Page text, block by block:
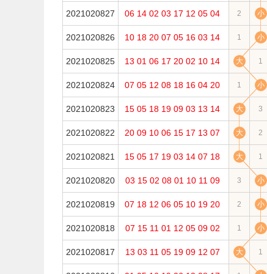
2021020827 06 14 02 03 17 12 05 04 2 小
2021020826 10 18 20 07 05 16 03 14 1 小
2021020825 13 01 06 17 20 02 10 14 大 1
2021020824 07 05 12 08 18 16 04 20 1 小
2021020823 15 05 18 19 09 03 13 14 大 3
2021020822 20 09 10 06 15 17 13 07 大 2
2021020821 15 05 17 19 03 14 07 18 大 1
2021020820 03 15 02 08 01 10 11 09 3 小
2021020819 07 18 12 06 05 10 19 20 2 小
2021020818 07 15 11 01 12 05 09 02 1 小
2021020817 13 03 11 05 19 09 12 07 大 1